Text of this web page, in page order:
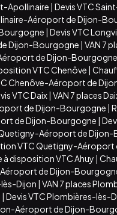
Apollinaire | Devis VTC
Aéroport de Dijon-
| Devis VTC
Dijon-Bourgogne | VAN 7
de Dijon-Bourgogne
VTC Chenôve |
Chenôve-Aéroport de
VTC Daix| VAN 7 places
de Dijon-Bourgogne |
de Dijon-Bourgogne |
Aéroport de
VTC Quetigny-
à disposition VTC Ahuy |
Aéroport de Dijon-
Dijon | VAN 7 places
| Devis VTC Plombières-lès-
Aéroport de Dijon-